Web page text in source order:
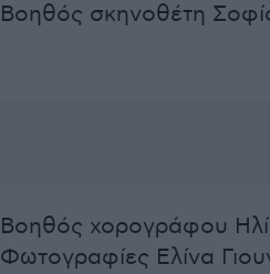
Βοηθός σκηνοθέτη
Βοηθός χορογράφου
Φωτογραφίες Ελίνα